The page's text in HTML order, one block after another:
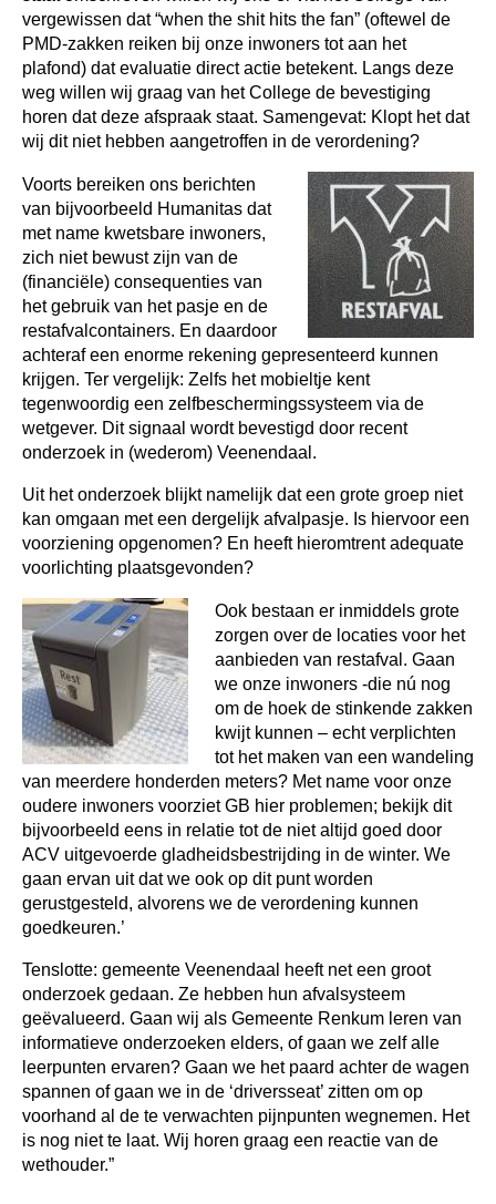
vergewissen dat “when the shit hits the fan” (oftewel de
PMD-zakken reiken bij onze inwoners tot aan het
plafond) dat evaluatie direct actie betekent. Langs deze
weg willen wij graag van het College de bevestiging
horen dat deze afspraak staat. Samengevat: Klopt het dat
wij dit niet hebben aangetroffen in de verordening?
Voorts bereiken ons berichten
van bijvoorbeeld Humanitas dat
met name kwetsbare inwoners,
zich niet bewust zijn van de
(financiële) consequenties van
het gebruik van het pasje en de
restafvalcontainers. En daardoor
achteraf een enorme rekening gepresenteerd kunnen
krijgen. Ter vergelijk: Zelfs het mobieltje kent
tegenwoordig een zelfbeschermingssysteem via de
wetgever. Dit signaal wordt bevestigd door recent
onderzoek in (wederom) Veenendaal.
Uit het onderzoek blijkt namelijk dat een grote groep niet
kan omgaan met een dergelijk afvalpasje. Is hiervoor een
voorziening opgenomen? En heeft hieromtrent adequate
voorlichting plaatsgevonden?
Ook bestaan er inmiddels grote
zorgen over de locaties voor het
aanbieden van restafval. Gaan
we onze inwoners -die nú nog
om de hoek de stinkende zakken
kwijt kunnen – echt verplichten
tot het maken van een wandeling
van meerdere honderden meters? Met name voor onze
oudere inwoners voorziet GB hier problemen; bekijk dit
bijvoorbeeld eens in relatie tot de niet altijd goed door
ACV uitgevoerde gladheidsbestrijding in de winter. We
gaan ervan uit dat we ook op dit punt worden
gerustgesteld, alvorens we de verordening kunnen
goedkeuren.’
Tenslotte: gemeente Veenendaal heeft net een groot
onderzoek gedaan. Ze hebben hun afvalsysteem
geëvalueerd. Gaan wij als Gemeente Renkum leren van
informatieve onderzoeken elders, of gaan we zelf alle
leerpunten ervaren? Gaan we het paard achter de wagen
spannen of gaan we in de ‘driversseat’ zitten om op
voorhand al de te verwachten pijnpunten wegnemen. Het
is nog niet te laat. Wij horen graag een reactie van de
wethouder.”